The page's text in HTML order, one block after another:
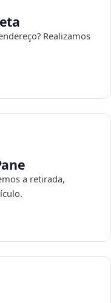
Realizamos
a retirada,